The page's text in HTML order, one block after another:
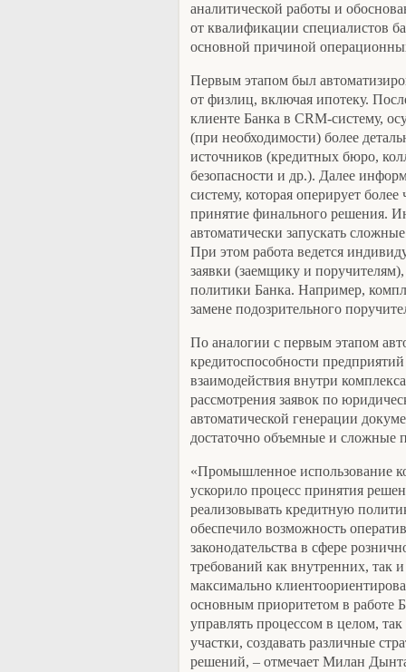
аналитической работы и
от квалификации специалистов
основной причиной
Первым этапом был
от физлиц, включая ипотеку.
клиенте Банка в CRM-систему,
(при необходимости) более
источников (кредитных бюро,
безопасности и др.). Далее
систему, которая оперирует
принятие финального решения.
автоматически запускать
При этом работа ведется
заявки (заемщику и
политики Банка. Например,
замене подозрительного
По аналогии с первым этапом
кредитоспособности
взаимодействия внутри
рассмотрения заявок по
автоматической генерации
достаточно объемные и сложные
«Промышленное использование
ускорило процесс принятия
реализовывать кредитную
обеспечило возможность
законодательства в сфере
требований как внутренних, так
максимально
основным приоритетом в работе
управлять процессом в целом,
участки, создавать различные
решений, – отмечает Милан